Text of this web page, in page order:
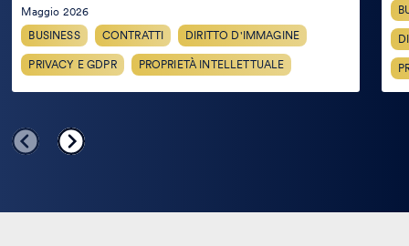
Maggio 2026
BUSINESS
CONTRATTI DIRITTO D'IMMAGINE
PRIVACY E GDPR PROPRIETÀ INTELLETTUALE